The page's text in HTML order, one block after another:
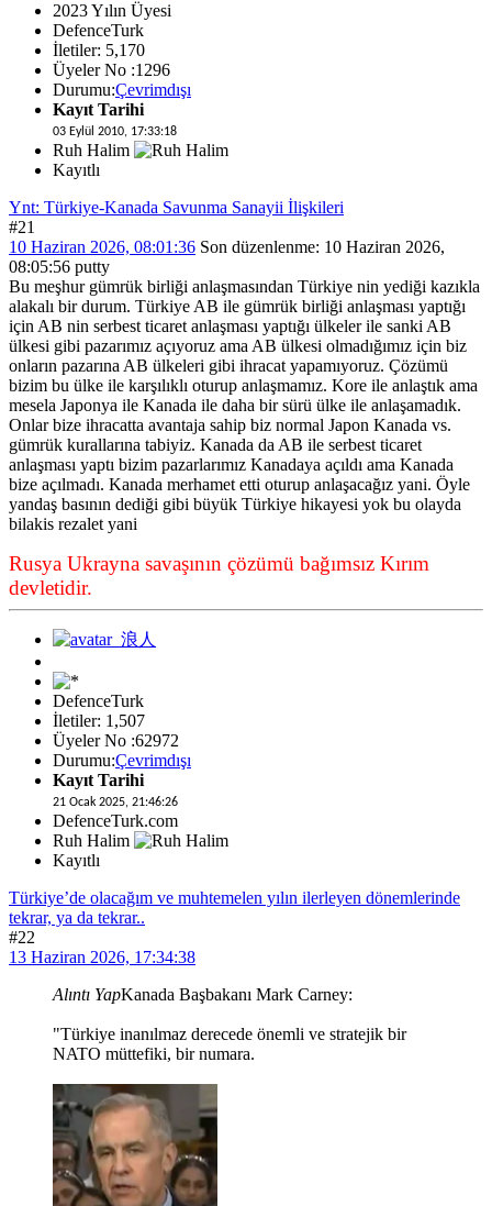
2023 Yılın Üyesi
DefenceTurk
İletiler: 5,170
Üyeler No :1296
Durumu:Çevrimdışı
Kayıt Tarihi
03 Eylül 2010, 17:33:18
Ruh Halim
Kayıtlı
Ynt: Türkiye-Kanada Savunma Sanayii İlişkileri
#21
10 Haziran 2026, 08:01:36 Son düzenlenme: 10 Haziran 2026,
08:05:56 putty
Bu meşhur gümrük birliği anlaşmasından Türkiye nin yediği kazıkla
alakalı bir durum. Türkiye AB ile gümrük birliği anlaşması yaptığı
için AB nin serbest ticaret anlaşması yaptığı ülkeler ile sanki AB
ülkesi gibi pazarımız açıyoruz ama AB ülkesi olmadığımız için biz
onların pazarına AB ülkeleri gibi ihracat yapamıyoruz. Çözümü
bizim bu ülke ile karşılıklı oturup anlaşmamız. Kore ile anlaştık ama
mesela Japonya ile Kanada ile daha bir sürü ülke ile anlaşamadık.
Onlar bize ihracatta avantaja sahip biz normal Japon Kanada vs.
gümrük kurallarına tabiyiz. Kanada da AB ile serbest ticaret
anlaşması yaptı bizim pazarlarımız Kanadaya açıldı ama Kanada
bize açılmadı. Kanada merhamet etti oturup anlaşacağız yani. Öyle
yandaş basının dediği gibi büyük Türkiye hikayesi yok bu olayda
bilakis rezalet yani
Rusya Ukrayna savaşının çözümü bağımsız Kırım
devletidir.
DefenceTurk
İletiler: 1,507
Üyeler No :62972
Durumu:Çevrimdışı
Kayıt Tarihi
21 Ocak 2025, 21:46:26
DefenceTurk.com
Ruh Halim
Kayıtlı
Türkiye’de olacağım ve muhtemelen yılın ilerleyen dönemlerinde
tekrar, ya da tekrar..
#22
13 Haziran 2026, 17:34:38
Alıntı YapKanada Başbakanı Mark Carney:
"Türkiye inanılmaz derecede önemli ve stratejik bir
NATO müttefiki, bir numara.